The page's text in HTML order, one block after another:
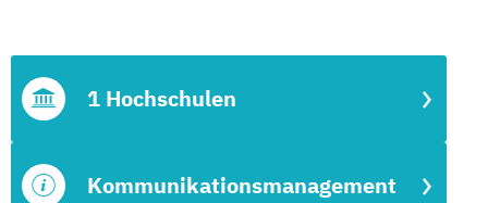
Kommunikationsmanagement
1 Hochschulen